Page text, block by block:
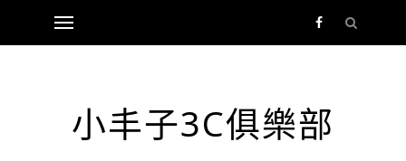
小丰子3C俱樂部